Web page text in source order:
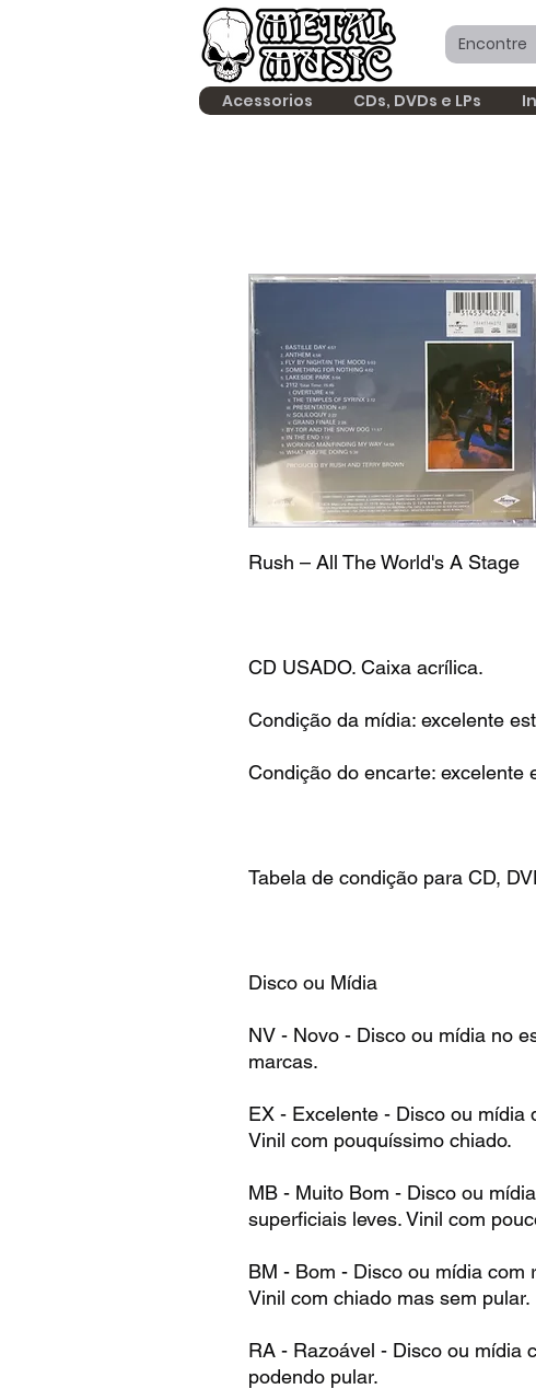
Acessorios CDs, DVDs e LPs
Rush – All The World's A Stage
CD USADO. Caixa acrílica.
Condição da mídia: excelente
Condição do encarte: excelente
Tabela de condição para CD,
Disco ou Mídia
NV - Novo - Disco ou mídia no
marcas.
EX - Excelente - Disco ou mídia
Vinil com pouquíssimo chiado.
MB - Muito Bom - Disco ou
superficiais leves. Vinil com
BM - Bom - Disco ou mídia com
Vinil com chiado mas sem pular.
RA - Razoável - Disco ou mídia
podendo pular.